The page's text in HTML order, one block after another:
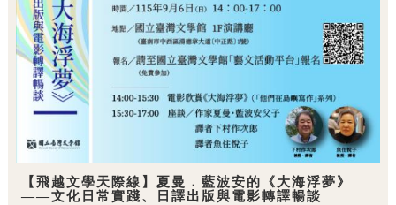
【飛越文學天際線】夏曼．藍波安的《大海浮夢》
——文化日常實踐、日譯出版與電影轉譯暢談